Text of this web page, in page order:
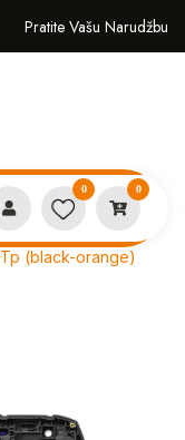
Pratite Vašu Narudžbu
0 0
(black-orange)